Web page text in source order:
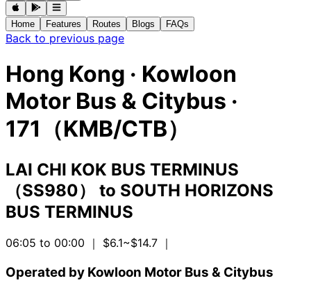
Home Features Routes Blogs FAQs
Back to previous page
Hong Kong · Kowloon
Motor Bus & Citybus ·
171（KMB/CTB）
LAI CHI KOK BUS TERMINUS
（SS980）
to SOUTH HORIZONS
BUS TERMINUS
06:05 to 00:00 ｜ $6.1~$14.7 ｜
Operated by Kowloon Motor Bus & Citybus